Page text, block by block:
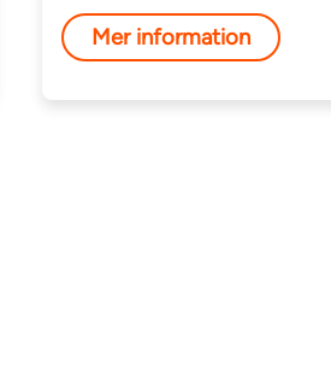
Mer information